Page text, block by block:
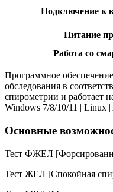
Подключение к
Питание
Работа со
Программное
обследования в
спирометрии и работает
Windows 7/8/10/11 | Linux
Основные
Тест ФЖЕЛ
Тест ЖЕЛ [Спокойная